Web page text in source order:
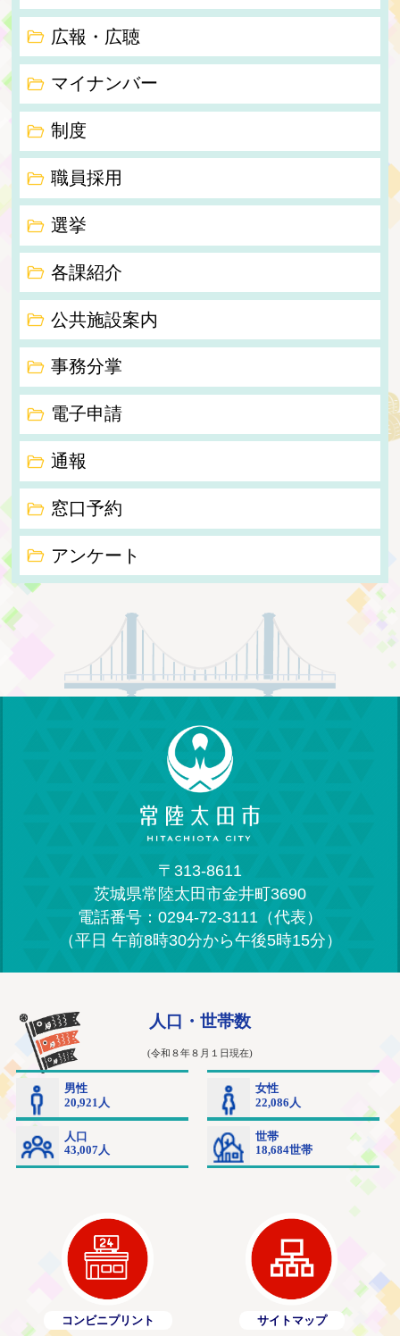
広報・広聴
マイナンバー
制度
職員採用
選挙
各課紹介
公共施設案内
事務分掌
電子申請
通報
窓口予約
アンケート
〒313-8611
茨城県常陸太田市金井町3690
電話番号：0294-72-3111（代表）
（平日 午前8時30分から午後5時15分）
コンビニプリント サイトマップ